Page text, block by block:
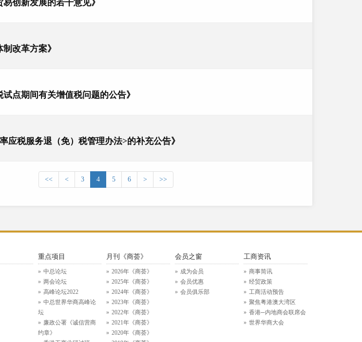
创新发展的若干意见》
改革方案》
试点期间有关增值税问题的公告》
应税服务退（免）税管理办法>的补充公告》
<< < 3 4 5 6 > >>
重点项目
中总论坛
两会论坛
高峰论坛2022
中总世界华商高峰论
坛
廉政公署《诚信营商
约章》
月刊《商荟》
2026年《商荟》
2025年《商荟》
2024年《商荟》
2023年《商荟》
2022年《商荟》
2021年《商荟》
2020年《商荟》
会员之窗
成为会员
会员优惠
会员俱乐部
工商资讯
商事简讯
经贸政策
工商活动预告
聚焦粤港澳大湾区
香港─内地商会联席会
世界华商大会